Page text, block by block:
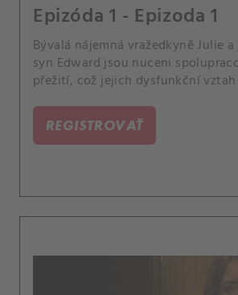
Epizóda 1 - Epizoda 1
Bývalá nájemná vražedkyně Julie
syn Edward jsou nuceni
přežití, což jejich dysfunkční
REGISTROVAŤ